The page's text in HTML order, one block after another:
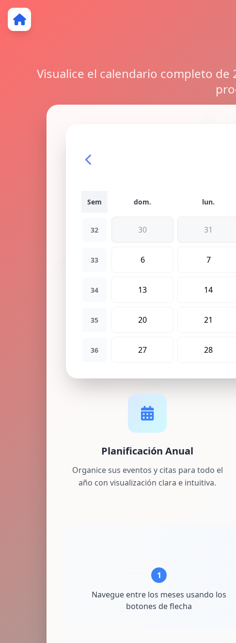
Visualice el calendario completo
Sem
32 30 31
33 6 7
34 13 14
35 20 21
36 27 28
Planificación Anual
Organice sus eventos y citas para todo el
año con visualización clara e intuitiva.
1
Navegue entre los meses usando los
botones de flecha